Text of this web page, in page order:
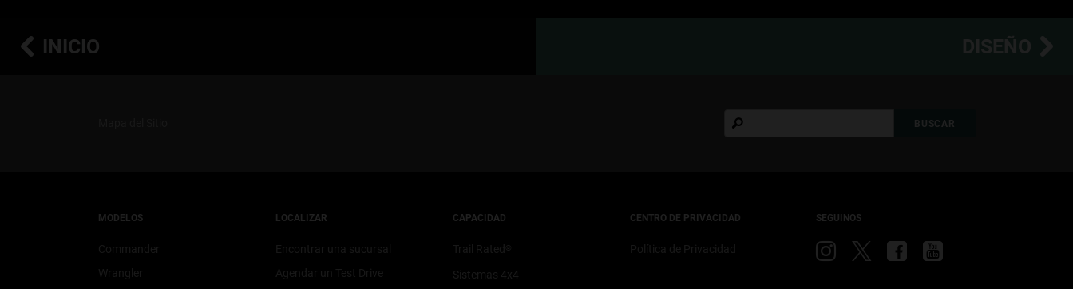
INICIO
BUSCAR
MODELOS
Commander
Wrangler
LOCALIZAR
Encontrar una sucursal
Agendar un Test Drive
CAPACIDAD
Trail Rated ®
Sistemas 4x4
CENTRO DE PRIVACIDAD
Política de Privacidad
SEGUINOS
Visitá VisitáVisitáVisitá